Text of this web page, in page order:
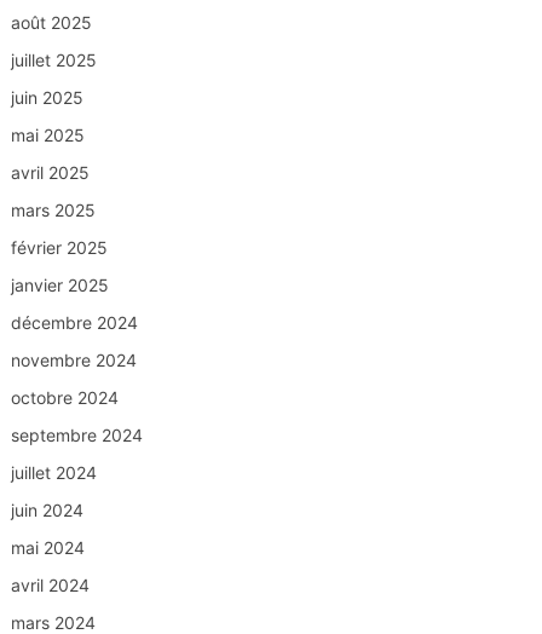
août 2025
juillet 2025
juin 2025
mai 2025
avril 2025
mars 2025
février 2025
janvier 2025
décembre 2024
novembre 2024
octobre 2024
septembre 2024
juillet 2024
juin 2024
mai 2024
avril 2024
mars 2024